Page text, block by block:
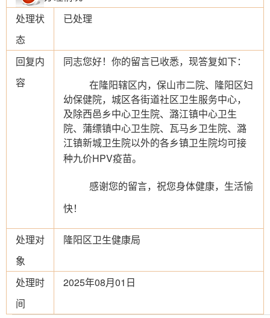
处理状
态
已处理
回复内
容
同志您好！你的留言已收悉，现答复如下：
在隆阳辖区内，保山市二院、隆阳区妇
幼保健院，城区各街道社区卫生服务中心，
及除西邑乡中心卫生院、潞江镇中心卫生
院、蒲缥镇中心卫生院、瓦马乡卫生院、潞
江镇新城卫生院以外的各乡镇卫生院均可接
种九价HPV疫苗。
感谢您的留言，祝您身体健康，生活愉
快！
处理对
象
隆阳区卫生健康局
处理时
间
2025年08月01日